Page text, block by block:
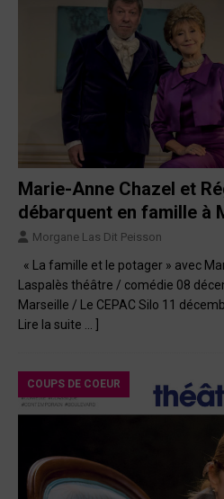
Marie-Anne Chazel et
débarquent en famille à
Morgane Las Dit Peisson
« La famille et le potager » avec
Laspalès théâtre / comédie 08
Marseille / Le CEPAC Silo 11
Lire la suite … ]
COUPS DE COEUR